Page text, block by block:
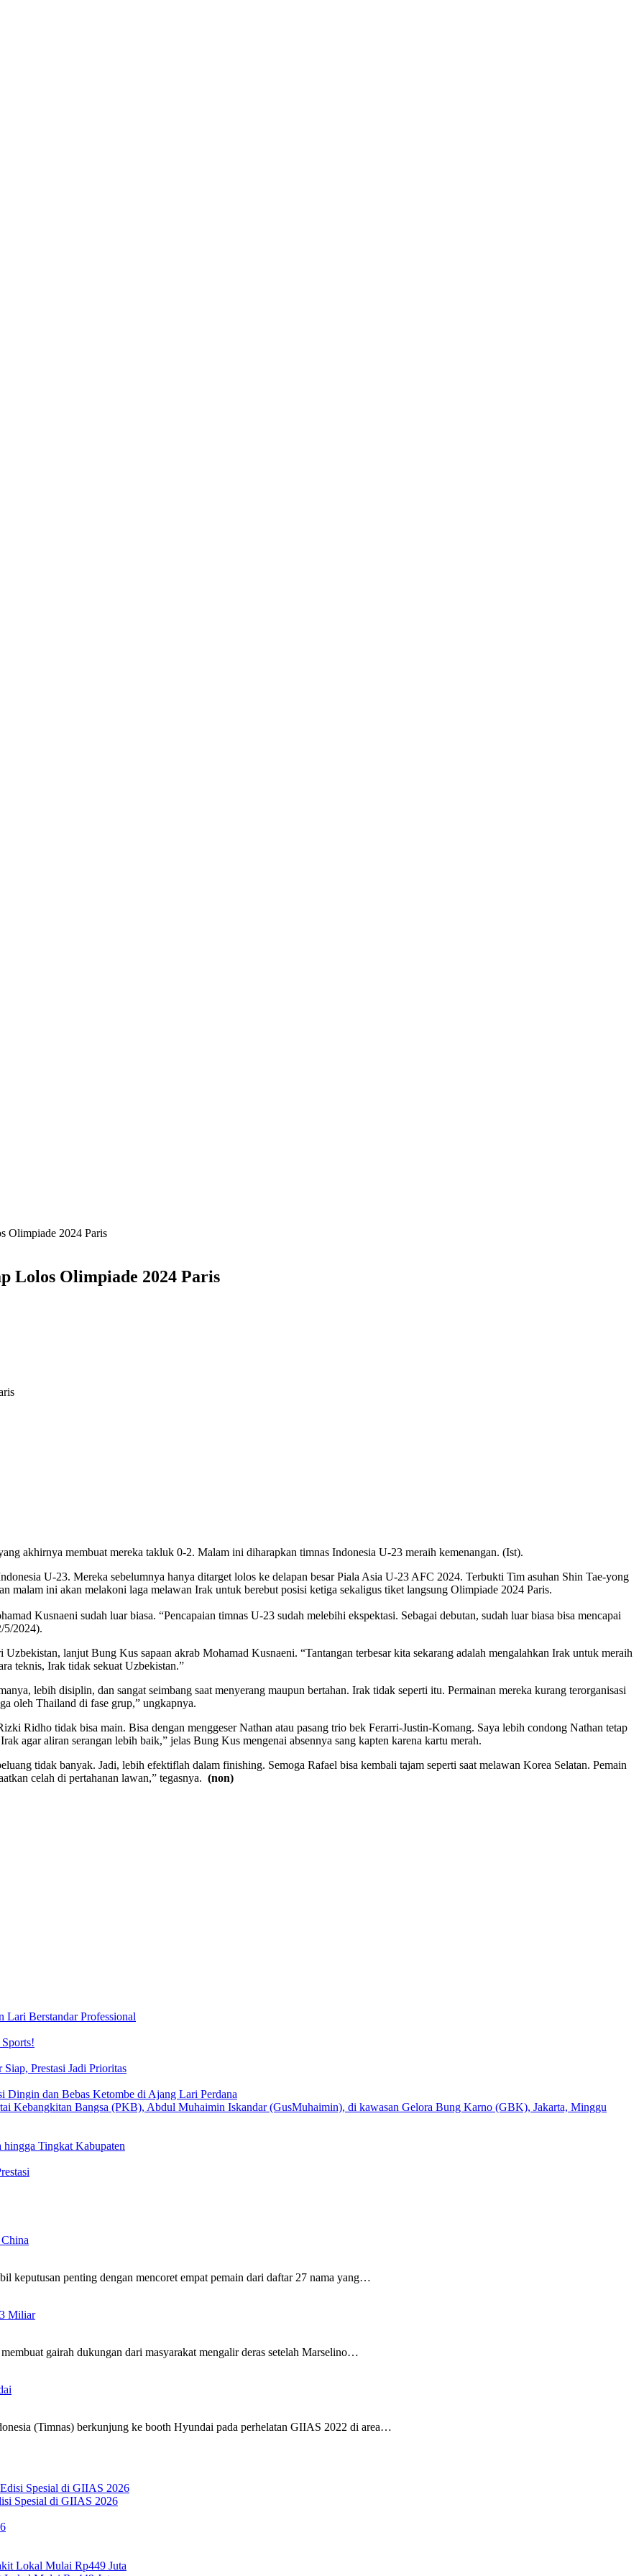
Olimpiade 2024 Paris
Lolos Olimpiade 2024 Paris
akhirnya membuat mereka takluk 0-2. Malam ini diharapkan timnas Indonesia U-23 meraih kemenangan. (Ist).
U-23. Mereka sebelumnya hanya ditarget lolos ke delapan besar Piala Asia U-23 AFC 2024. Terbukti Tim asuhan Shin Tae-yong
malam ini akan melakoni laga melawan Irak untuk berebut posisi ketiga sekaligus tiket langsung Olimpiade 2024 Paris.
Kusnaeni sudah luar biasa. “Pencapaian timnas U-23 sudah melebihi ekspektasi. Sebagai debutan, sudah luar biasa bisa mencapai
5/2024).
lanjut Bung Kus sapaan akrab Mohamad Kusnaeni. “Tantangan terbesar kita sekarang adalah mengalahkan Irak untuk meraih
teknis, Irak tidak sekuat Uzbekistan.”
lebih disiplin, dan sangat seimbang saat menyerang maupun bertahan. Irak tidak seperti itu. Permainan mereka kurang terorganisasi
oleh Thailand di fase grup,” ungkapnya.
Ridho tidak bisa main. Bisa dengan menggeser Nathan atau pasang trio bek Ferarri-Justin-Komang. Saya lebih condong Nathan tetap
agar aliran serangan lebih baik,” jelas Bung Kus mengenai absennya sang kapten karena kartu merah.
tidak banyak. Jadi, lebih efektiflah dalam finishing. Semoga Rafael bisa kembali tajam seperti saat melawan Korea Selatan. Pemain
celah di pertahanan lawan,” tegasnya. (non)
Berstandar Professional
Prestasi Jadi Prioritas
Dingin dan Bebas Ketombe di Ajang Lari Perdana
Tingkat Kabupaten
keputusan penting dengan mencoret empat pemain dari daftar 27 nama yang…
Miliar
gairah dukungan dari masyarakat mengalir deras setelah Marselino…
(Timnas) berkunjung ke booth Hyundai pada perhelatan GIIAS 2022 di area…
Spesial di GIIAS 2026